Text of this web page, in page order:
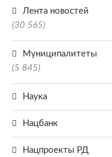
Лента новостей
(30 565)
Муниципалитеты
(5 845)
Наука
Нацбанк
Нацпроекты РД